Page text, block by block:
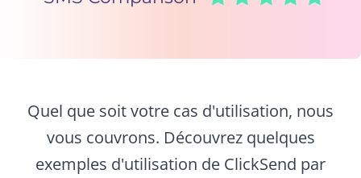
Quel que soit votre cas d'utilisation, nous
vous couvrons. Découvrez quelques
exemples d'utilisation de ClickSend par